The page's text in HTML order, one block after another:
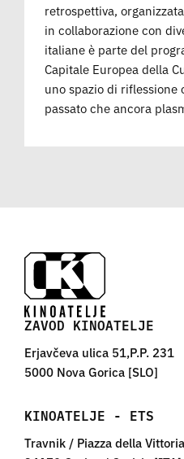
retrospettiva,
in collaborazione con
italiane è parte del
Capitale Europea della
uno spazio di riflessione
passato che ancora
ZAVOD KINOATELJE
Erjavčeva ulica 51,P.P. 231
5000 Nova Gorica [SLO]
KINOATELJE - ETS
Travnik / Piazza della